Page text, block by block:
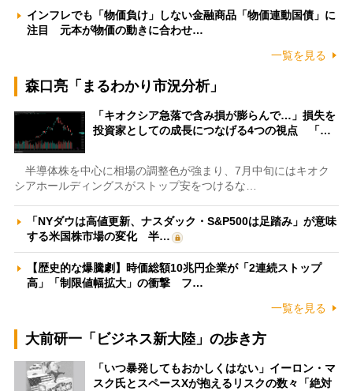
インフレでも「物価負け」しない金融商品「物価連動国債」に
注目 元本が物価の動きに合わせ…
一覧を見る
森口亮「まるわかり市況分析」
「キオクシア急落で含み損が膨らんで…」損失を
投資家としての成長につなげる4つの視点 「…
半導体株を中心に相場の調整色が強まり、7月中旬にはキオク
シアホールディングスがストップ安をつけるな…
「NYダウは高値更新、ナスダック・S&P500は足踏み」が意味
する米国株市場の変化 半…
【歴史的な爆騰劇】時価総額10兆円企業が「2連続ストップ
高」「制限値幅拡大」の衝撃 フ…
一覧を見る
大前研一「ビジネス新大陸」の歩き方
「いつ暴発してもおかしくはない」イーロン・マ
スク氏とスペースXが抱えるリスクの数々「絶対